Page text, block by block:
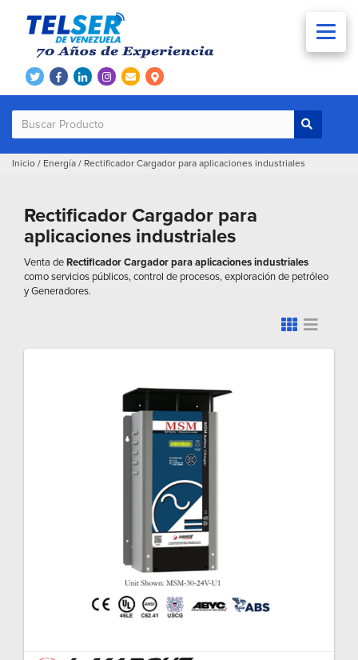
Inicio / Energía / Rectificador Cargador para aplicaciones industriales
Rectificador Cargador para
aplicaciones industriales
Venta deRectificador Cargador para aplicaciones industriales
como servicios públicos, control de procesos, exploración de petróleo
y Generadores.